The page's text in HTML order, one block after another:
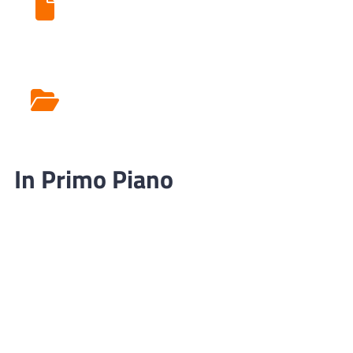
In Primo Piano